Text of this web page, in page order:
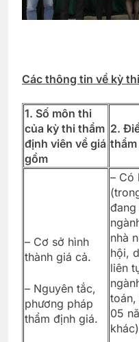
Các thông tin về kỳ thi
1. Số môn thi
của kỳ thi thẩm
định viên về giá
gồm
2.
thẩm
– Cơ sở hình
thành giá cả.
– Nguyên tắc,
phương pháp
thẩm định giá.
– Có
đang
nhà
hội,
liên
toán,
05